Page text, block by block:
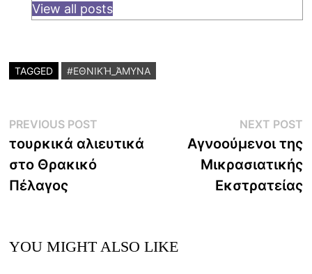
View all posts
TAGGED #ΕΘΝΙΚΉ_ΆΜΥΝΑ
Post
navigation
PREVIOUS POSTPrevious
post:
τουρκικά αλιευτικά
στο Θρακικό
Πέλαγος
NEXT POST
Αγνοούμενοι της
Μικρασιατικής
Εκστρατείας
YOU MIGHT ALSO LIKE